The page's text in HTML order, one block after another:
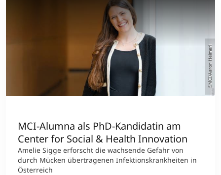
©MCI/Aaron Heimerl
MCI-Alumna als PhD-Kandidatin am
Center for Social & Health Innovation
Amelie Sigge erforscht die wachsende Gefahr von
durch Mücken übertragenen Infektionskrankheiten in
Österreich